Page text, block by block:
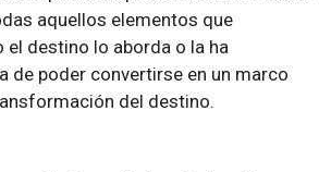
aquellos elementos que
destino lo aborda o la ha
de poder convertirse en un marco
del destino.